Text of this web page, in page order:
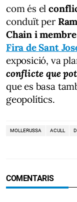
com és el
conduït per
Chain i
Fira de Sant
exposició, va
conflicte que
que es basa
geopolítics.
MOLLERUSSA ACULL
COMENTARIS